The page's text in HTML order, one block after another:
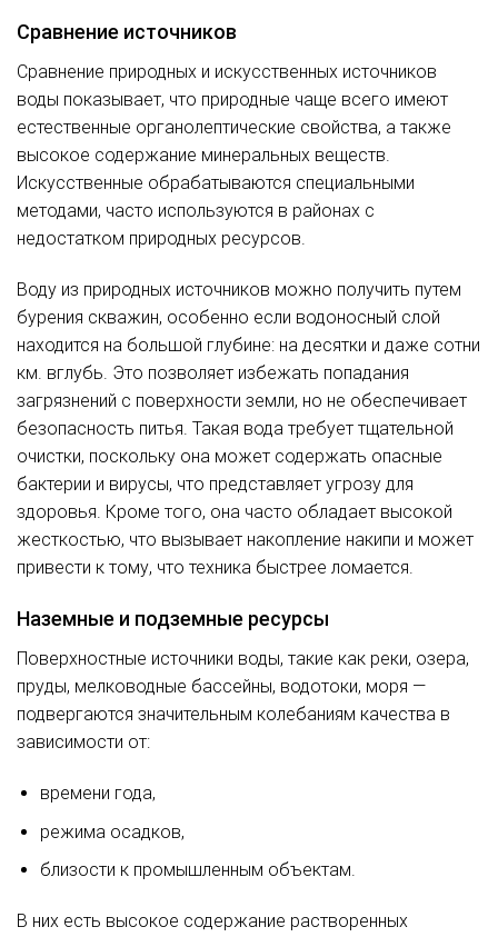
Сравнение источников
Сравнение природных и искусственных источников
воды показывает, что природные чаще всего имеют
естественные органолептические свойства, а также
высокое содержание минеральных веществ.
Искусственные обрабатываются специальными
методами, часто используются в районах с
недостатком природных ресурсов.
Воду из природных источников можно получить путем
бурения скважин, особенно если водоносный слой
находится на большой глубине: на десятки и даже сотни
км. вглубь. Это позволяет избежать попадания
загрязнений с поверхности земли, но не обеспечивает
безопасность питья. Такая вода требует тщательной
очистки, поскольку она может содержать опасные
бактерии и вирусы, что представляет угрозу для
здоровья. Кроме того, она часто обладает высокой
жесткостью, что вызывает накопление накипи и может
привести к тому, что техника быстрее ломается.
Наземные и подземные ресурсы
Поверхностные источники воды, такие как реки, озера,
пруды, мелководные бассейны, водотоки, моря —
подвергаются значительным колебаниям качества в
зависимости от:
времени года,
режима осадков,
близости к промышленным объектам.
В них есть высокое содержание растворенных